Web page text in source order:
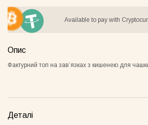
Available to pay with
Опис
Фактурний топ на зав’язках з кишенею для
Деталі